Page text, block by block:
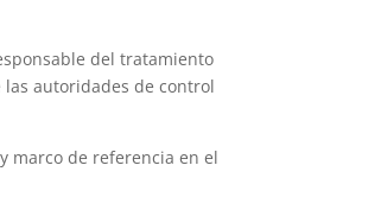
del tratamiento
autoridades de control
marco de referencia en el